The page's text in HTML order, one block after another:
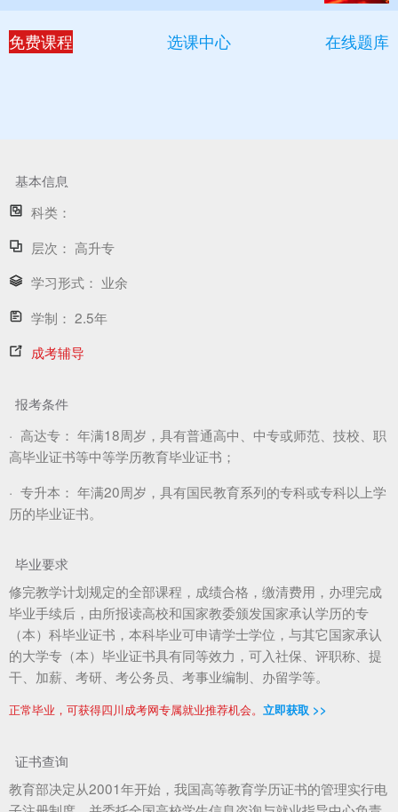
免费课程 选课中心 在线题库
基本信息
科类：
层次： 高升专
学习形式： 业余
学制： 2.5年
成考辅导
报考条件
· 高达专： 年满18周岁，具有普通高中、中专或师范、技校、职
高毕业证书等中等学历教育毕业证书；
· 专升本： 年满20周岁，具有国民教育系列的专科或专科以上学
历的毕业证书。
毕业要求
修完教学计划规定的全部课程，成绩合格，缴清费用，办理完成
毕业手续后，由所报读高校和国家教委颁发国家承认学历的专
（本）科毕业证书，本科毕业可申请学士学位，与其它国家承认
的大学专（本）毕业证书具有同等效力，可入社保、评职称、提
干、加薪、考研、考公务员、考事业编制、办留学等。
正常毕业，可获得四川成考网专属就业推荐机会。 立即获取 >>
证书查询
教育部决定从2001年开始，我国高等教育学历证书的管理实行电